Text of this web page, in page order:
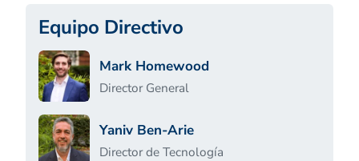
Equipo Directivo
Mark Homewood
Director General
Yaniv Ben-Arie
Director de Tecnología